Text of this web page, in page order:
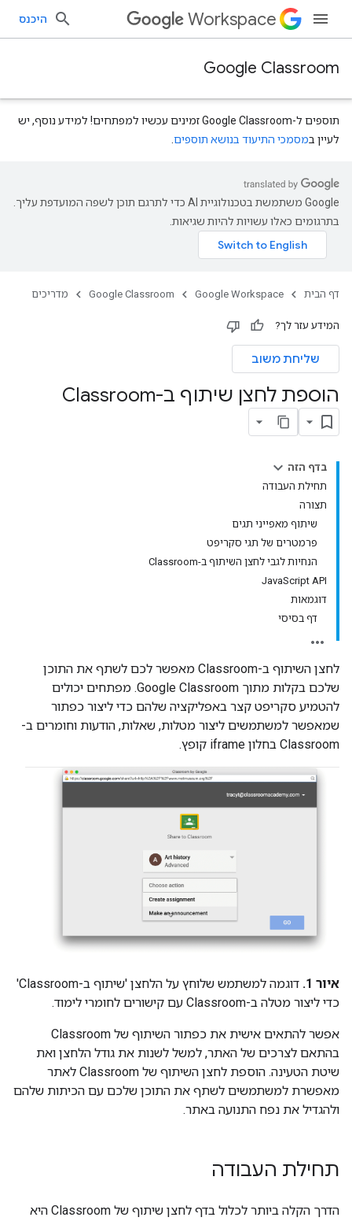
Workspace היכנס
Google Classroom
תוספים ל-Google Classroom זמינים עכשיו למפתחים! למידע נוסף, יש
לעיין במסמכי התיעוד בנושא תוספים
‫Google משתמשת בטכנולוגיית AI כדי לתרגם תוכן לשפה המועדפת עליך.
בתרגומים כאלו עשויות להיות שגיאות.
דף הבית Google Workspace
Google Classroom מדריכים
המידע עזר לך?
שליחת משוב
הוספת לחצן שיתוף ב-Classroom
בדף הזה
תחילת העבודה
תצורה
שיתוף מאפייני תגים
פרמטרים של תגי סקריפט
הנחיות לגבי לחצן השיתוף ב-Classroom
JavaScript API
דוגמאות
דף בסיסי
לחצן השיתוף ב-Classroom מאפשר לכם לשתף את התוכן
שלכם בקלות מתוך Google Classroom. מפתחים יכולים
להטמיע סקריפט קצר באפליקציה שלהם כדי ליצור כפתור
שמאפשר למשתמשים ליצור מטלות, שאלות, הודעות וחומרים ב-
Classroom בחלון iframe קופץ.
איור 1.
דוגמה למשתמש שלוחץ על הלחצן 'שיתוף ב-Classroom'
כדי ליצור מטלה ב-Classroom עם קישורים לחומרי לימוד.
אפשר להתאים אישית את כפתור השיתוף של Classroom
בהתאם לצרכים של האתר, למשל לשנות את גודל הלחצן ואת
שיטת הטעינה. הוספת לחצן השיתוף של Classroom לאתר
מאפשרת למשתמשים לשתף את התוכן שלכם עם הכיתות שלהם
ולהגדיל את נפח התנועה באתר.
תחילת העבודה
הדרך הקלה ביותר לכלול בדף לחצן שיתוף של Classroom היא